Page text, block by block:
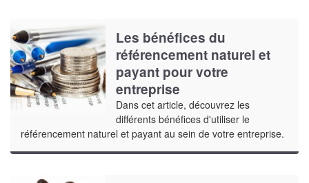
Les bénéfices du
référencement naturel et
payant pour votre
entreprise
Dans cet article, découvrez les
différents bénéfices d'utiliser le
référencement naturel et payant au sein de votre entreprise.